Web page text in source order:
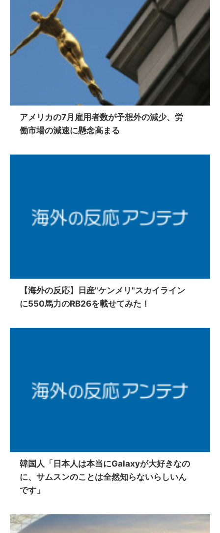
アメリカの7月雇用者数が予想外の減少、労
働市場の減速に懸念高まる
【海外の反応】日産"ケンメリ"スカイライン
に550馬力のRB26を載せてみた！
韓国人「日本人は本当にGalaxyが大好きなの
に、サムスンのことは全然知らないらしいん
です」